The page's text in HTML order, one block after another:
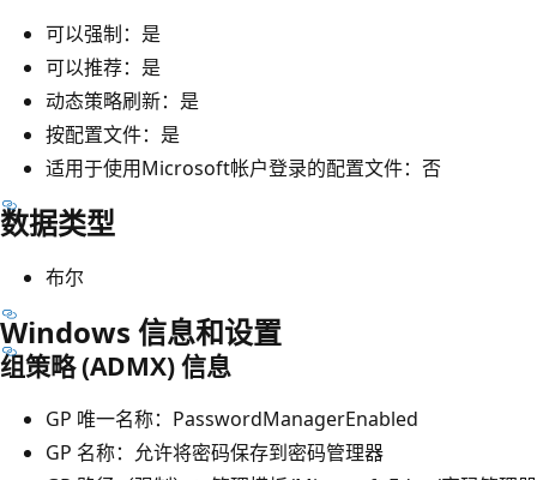
可以强制：是
可以推荐：是
动态策略刷新：是
按配置文件：是
适用于使用Microsoft帐户登录的配置文件：否
数据类型
布尔
Windows 信息和设置
组策略 (ADMX) 信息
GP 唯一名称：PasswordManagerEnabled
GP 名称：允许将密码保存到密码管理器